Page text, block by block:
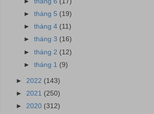
►tháng 5 (19)
►tháng 4 (11)
►tháng 3 (16)
►tháng 2 (12)
►tháng 1 (9)
► 2022 (143)
► 2021 (250)
► 2020 (312)